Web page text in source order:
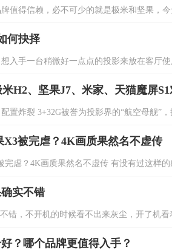
值得信赖，必不可少的就是极米和坚果，
何抉择
入手一台稍微好一点点的投影来放在客厅
H2、坚果J7、米家、天猫魔屏
置炸裂 3+32G被誉为投影界的“航空母舰”
X3被完虐？4K画质果然名不虚传
完虐？4K画质果然名不虚传 有没有过这样
实不错
错，不开机的时候看不出来灰尘，开了机
？哪个品牌更值得入手？